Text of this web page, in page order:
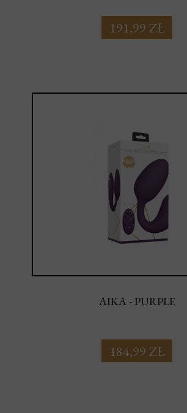
191,99 ZŁ
AIKA - PURPLE
184,99 ZŁ